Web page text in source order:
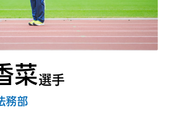
菜選手
務部